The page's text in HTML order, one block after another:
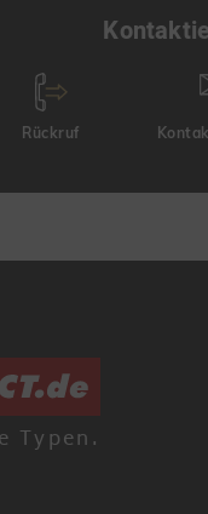
Rückruf
Typen.